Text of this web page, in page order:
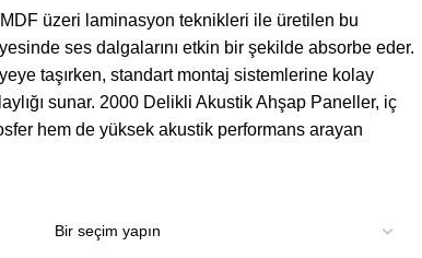
üzeri laminasyon teknikleri ile üretilen bu
ses dalgalarını etkin bir şekilde absorbe eder.
taşırken, standart montaj sistemlerine kolay
sunar. 2000 Delikli Akustik Ahşap Paneller, iç
hem de yüksek akustik performans arayan